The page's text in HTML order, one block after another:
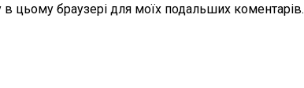
в цьому браузері для моїх подальших коментарів.